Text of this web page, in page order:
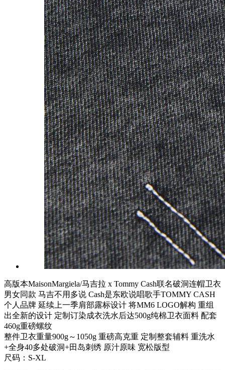
高版本MaisonMargiela/马吉拉 x Tommy Cash联名破洞连帽卫衣
男女同款 马吉不用多说 Cash是东欧说唱歌手TOMMY CASH
个人品牌 延续上一季肩部露标设计 将MM6 LOGO解构 重组
出全新的设计 定制订染成衣洗水后达500g纯棉卫衣面料 配套
460g重磅螺纹
整件卫衣重量900g～1050g 重磅高克重 定制整套辅料 重洗水
+全身40多处破洞+田岛刺绣 原汁原味 宽松版型
尺码：S-XL